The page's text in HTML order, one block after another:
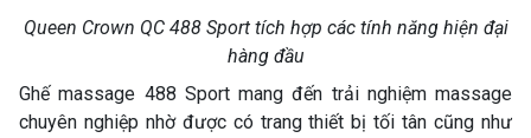
Queen Crown QC 488 Sport tích hợp các tính năng hiện đại
hàng đầu
Ghế massage 488 Sport mang đến trải nghiệm massage
chuyên nghiệp nhờ được có trang thiết bị tối tân cũng như